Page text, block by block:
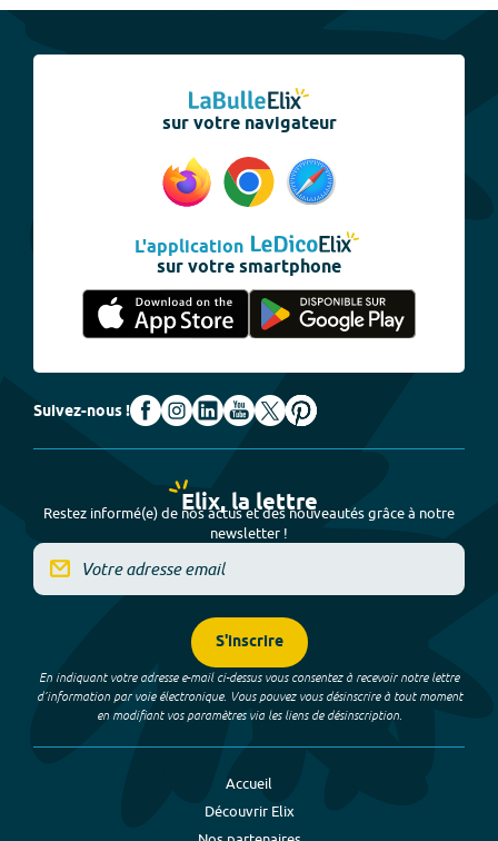
sur votre navigateur
L'application
sur votre smartphone
Suivez-nous !
Elix, la lettre
Restez informé(e) de nos actus et des nouveautés grâce à notre
newsletter !
S'inscrire
En indiquant votre adresse e-mail ci-dessus vous consentez à recevoir notre lettre
d’information par voie électronique. Vous pouvez vous désinscrire à tout moment
en modifiant vos paramètres via les liens de désinscription.
Accueil
Découvrir Elix